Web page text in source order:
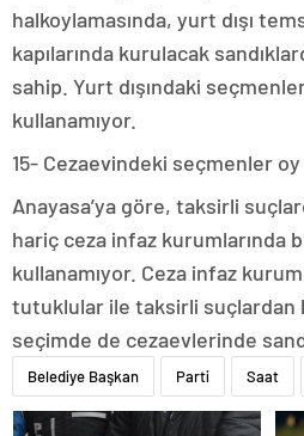
halkoylamasında, yurt dışı
kapılarında kurulacak
sahip. Yurt dışındaki
kullanamıyor.
15- Cezaevindeki seçmenler
Anayasa’ya göre, taksirli
hariç ceza infaz kurumlarında
kullanamıyor. Ceza infaz
tutuklular ile taksirli suçlardan
seçimde de cezaevlerinde
Belediye Başkan Parti Saat